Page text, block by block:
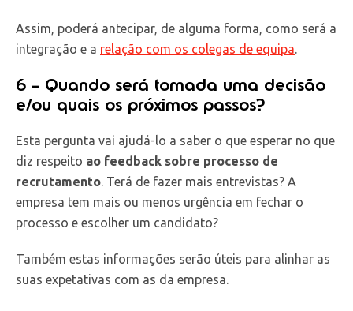
Assim, poderá antecipar, de alguma forma, como será a
integração e a relação com os colegas de equipa
6 – Quando será tomada uma decisão
e/ou quais os próximos passos?
Esta pergunta vai ajudá-lo a saber o que esperar no que
diz respeito ao feedback sobre processo de
recrutamento . Terá de fazer mais entrevistas? A
empresa tem mais ou menos urgência em fechar o
processo e escolher um candidato?
Também estas informações serão úteis para alinhar as
suas expetativas com as da empresa.